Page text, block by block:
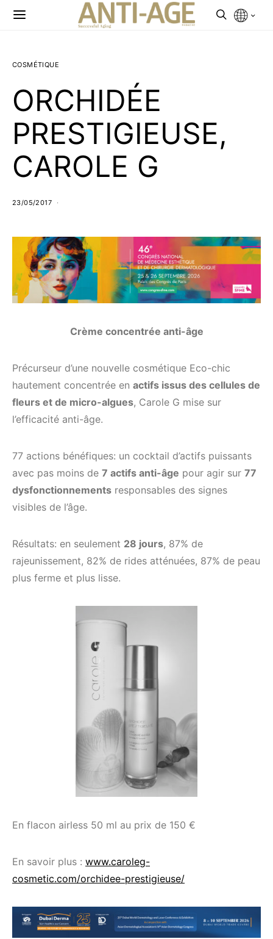
COSMÉTIQUE
ORCHIDÉE
PRESTIGIEUSE,
CAROLE G
23/05/2017
Crème concentrée anti-âge
Précurseur d’une nouvelle cosmétique Eco-chic
hautement concentrée en actifs issus des cellules de
fleurs et de micro-algues, Carole G mise sur
l’efficacité anti-âge.
77 actions bénéfiques: un cocktail d’actifs puissants
avec pas moins de 7 actifs anti-âge pour agir sur 77
dysfonctionnements responsables des signes
visibles de l’âge.
Résultats: en seulement 28 jours, 87% de
rajeunissement, 82% de rides atténuées, 87% de peau
plus ferme et plus lisse.
En flacon airless 50 ml au prix de 150 €
En savoir plus : www.caroleg-
cosmetic.com/orchidee-prestigieuse/